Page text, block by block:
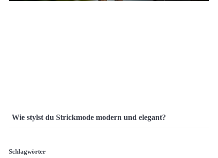
Wie stylst du Strickmode modern und elegant?
Schlagwörter